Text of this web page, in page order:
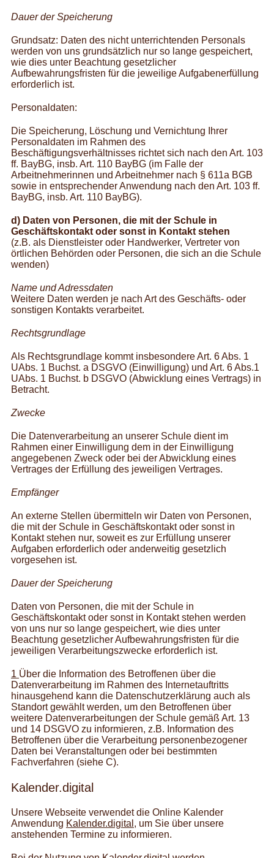
Dauer der Speicherung
Grundsatz: Daten des nicht unterrichtenden Personals
werden von uns grundsätzlich nur so lange gespeichert,
wie dies unter Beachtung gesetzlicher
Aufbewahrungsfristen für die jeweilige Aufgabenerfüllung
erforderlich ist.
Personaldaten:
Die Speicherung, Löschung und Vernichtung Ihrer
Personaldaten im Rahmen des
Beschäftigungsverhältnisses richtet sich nach den Art. 103
ff. BayBG, insb. Art. 110 BayBG (im Falle der
Arbeitnehmerinnen und Arbeitnehmer nach § 611a BGB
sowie in entsprechender Anwendung nach den Art. 103 ff.
BayBG, insb. Art. 110 BayBG).
d) Daten von Personen, die mit der Schule in
Geschäftskontakt oder sonst in Kontakt stehen
(z.B. als Dienstleister oder Handwerker, Vertreter von
örtlichen Behörden oder Personen, die sich an die Schule
wenden)
Name und Adressdaten
Weitere Daten werden je nach Art des Geschäfts- oder
sonstigen Kontakts verarbeitet.
Rechtsgrundlage
Als Rechtsgrundlage kommt insbesondere Art. 6 Abs. 1
UAbs. 1 Buchst. a DSGVO (Einwilligung) und Art. 6 Abs.1
UAbs. 1 Buchst. b DSGVO (Abwicklung eines Vertrags) in
Betracht.
Zwecke
Die Datenverarbeitung an unserer Schule dient im
Rahmen einer Einwilligung dem in der Einwilligung
angegebenen Zweck oder bei der Abwicklung eines
Vertrages der Erfüllung des jeweiligen Vertrages.
Empfänger
An externe Stellen übermitteln wir Daten von Personen,
die mit der Schule in Geschäftskontakt oder sonst in
Kontakt stehen nur, soweit es zur Erfüllung unserer
Aufgaben erforderlich oder anderweitig gesetzlich
vorgesehen ist.
Dauer der Speicherung
Daten von Personen, die mit der Schule in
Geschäftskontakt oder sonst in Kontakt stehen werden
von uns nur so lange gespeichert, wie dies unter
Beachtung gesetzlicher Aufbewahrungsfristen für die
jeweiligen Verarbeitungszwecke erforderlich ist.
1 Über die Information des Betroffenen über die
Datenverarbeitung im Rahmen des Internetauftritts
hinausgehend kann die Datenschutzerklärung auch als
Standort gewählt werden, um den Betroffenen über
weitere Datenverarbeitungen der Schule gemäß Art. 13
und 14 DSGVO zu informieren, z.B. Information des
Betroffenen über die Verarbeitung personenbezogener
Daten bei Veranstaltungen oder bei bestimmten
Fachverfahren (siehe C).
Kalender.digital
Unsere Webseite verwendet die Online Kalender
Anwendung Kalender.digital , um Sie über unsere
anstehenden Termine zu informieren.